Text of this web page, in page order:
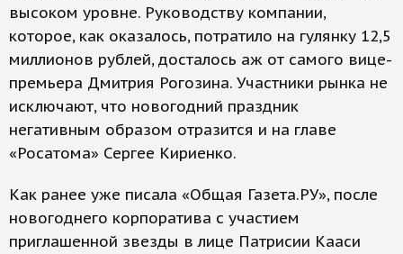
высоком уровне. Руководству компании,
которое, как оказалось, потратило на гулянку 12,5
миллионов рублей, досталось аж от самого вице-
премьера Дмитрия Рогозина. Участники рынка не
исключают, что новогодний праздник
негативным образом отразится и на главе
«Росатома» Сергее Кириенко.
Как ранее уже писала «Общая Газета.РУ», после
новогоднего корпоратива с участием
приглашенной звезды в лице Патрисии Кааси